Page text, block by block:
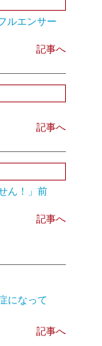
ルエンサー
記事へ
記事へ
ん！」前
記事へ
になって
記事へ